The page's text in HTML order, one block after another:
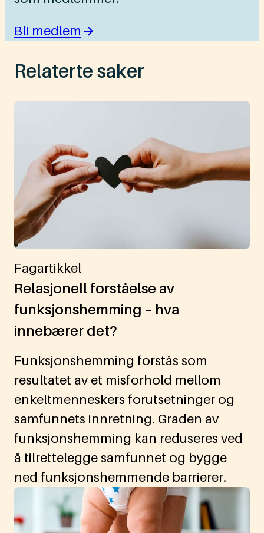
Bli medlem
Relaterte saker
Fagartikkel
Relasjonell forståelse av
funksjonshemming – hva
innebærer det?
Funksjonshemming forstås som
resultatet av et misforhold mellom
enkeltmenneskers forutsetninger og
samfunnets innretning. Graden av
funksjonshemming kan reduseres ved
å tilrettelegge samfunnet og bygge
ned funksjonshemmende barrierer.